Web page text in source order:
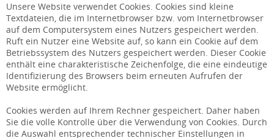
Unsere Website verwendet Cookies. Cookies sind kleine
Textdateien, die im Internetbrowser bzw. vom Internetbrowser
auf dem Computersystem eines Nutzers gespeichert werden.
Ruft ein Nutzer eine Website auf, so kann ein Cookie auf dem
Betriebssystem des Nutzers gespeichert werden. Dieser Cookie
enthält eine charakteristische Zeichenfolge, die eine eindeutige
Identifizierung des Browsers beim erneuten Aufrufen der
Website ermöglicht.
Cookies werden auf Ihrem Rechner gespeichert. Daher haben
Sie die volle Kontrolle über die Verwendung von Cookies. Durch
die Auswahl entsprechender technischer Einstellungen in